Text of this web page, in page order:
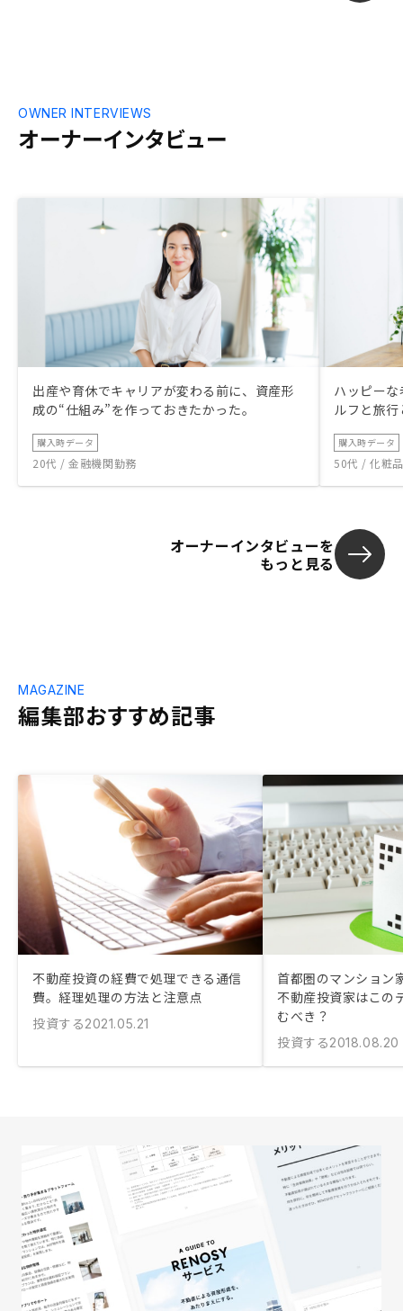
オーナーインタビュー
OWNER INTERVIEWS
出産や育休でキャリアが変わる前に、資産形
成の“仕組み”を作っておきたかった。
購入時データ
20代 / 金融機関勤務
ハッピー
ルフと旅
購入時データ
50代 / 化粧
オーナーインタビューを
もっと見る
編集部おすすめ記事
MAGAZINE
不動産投資の経費で処理できる通信
費。経理処理の方法と注意点
投資する2021.05.21
首都圏のマンション
不動産投資家はこの
むべき？
投資する2018.08.20